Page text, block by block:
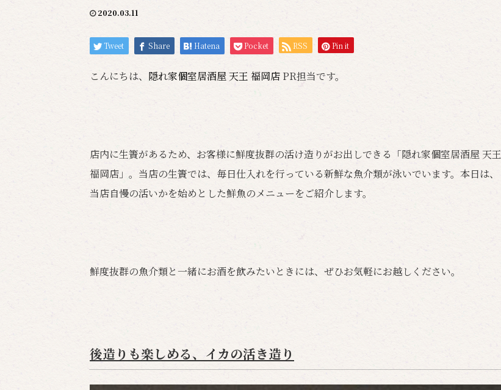
2020.03.11
Tweet Share Hatena Pocket RSS Pin it
こんにちは、 隠れ家個室居酒屋 天王 福岡店 PR担当です。
店内に生簀があるため、お客様に鮮度抜群の活け造りがお出しできる「隠れ家個室居酒屋 天王
福岡店」。当店の生簀では、毎日仕入れを行っている新鮮な魚介類が泳いでいます。本日は、
当店自慢の活いかを始めとした鮮魚のメニューをご紹介します。
鮮度抜群の魚介類と一緒にお酒を飲みたいときには、ぜひお気軽にお越しください。
後造りも楽しめる、イカの活き造り